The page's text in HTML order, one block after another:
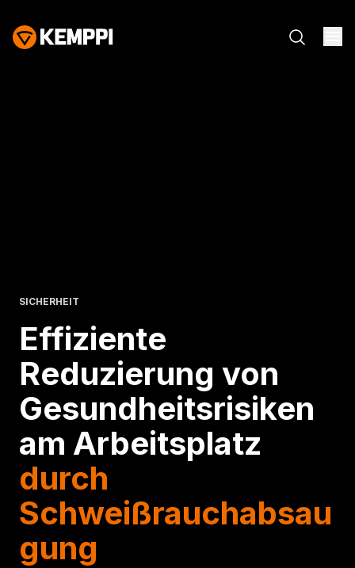
SICHERHEIT
Effiziente
Reduzierung von
Gesundheitsrisiken
am Arbeitsplatz
durch
Schweißrauchabsau
gung